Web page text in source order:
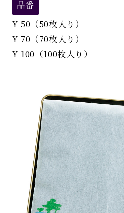
品番
Y-50（50枚入り）
Y-70（70枚入り）
Y-100（100枚入り）